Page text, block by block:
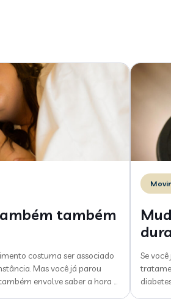
também
costuma ser associado
Mas você já parou
envolve saber a hora …
Se